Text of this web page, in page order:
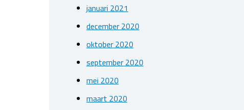
januari 2021
december 2020
oktober 2020
september 2020
mei 2020
maart 2020